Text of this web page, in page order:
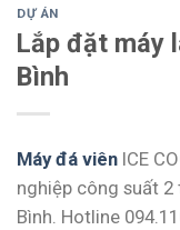
DỰ ÁN
Lắp đặt máy
Bình
Máy đá viên ICE
nghiệp công suất
Bình. Hotline